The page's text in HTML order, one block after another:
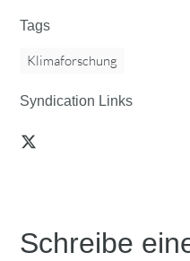
Tags
Klimaforschung
Syndication Links
Schreibe